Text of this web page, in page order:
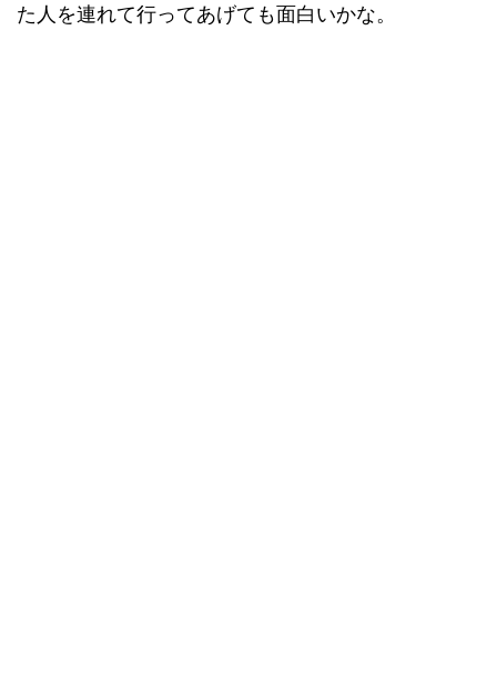
た人を連れて行ってあげても面白いかな。